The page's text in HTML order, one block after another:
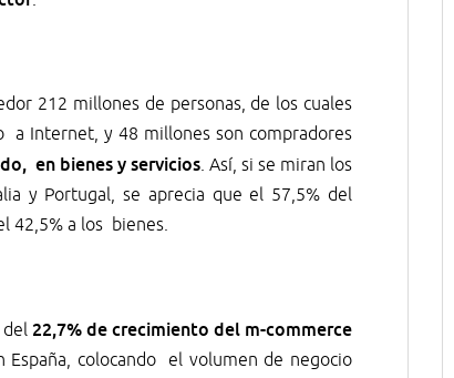
212 millones de personas, de los cuales
a Internet, y 48 millones son compradores
en bienes y servicios. Así, si se miran los
y Portugal, se aprecia que el 57,5% del
42,5% a los bienes.
22,7% de crecimiento del m-commerce
colocando el volumen de negocio